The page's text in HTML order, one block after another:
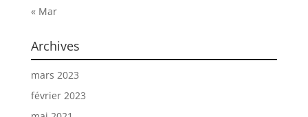
« Mar
Archives
mars 2023
février 2023